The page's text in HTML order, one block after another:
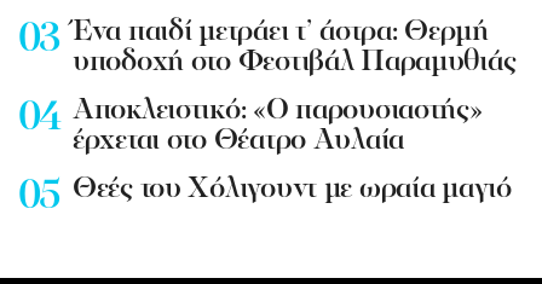
Ένα παιδί μετράει τ’ άστρα: Θερμή
υποδοχή στο Φεστιβάλ Παραμυθιάς
Aποκλειστικό: «Ο παρουσιαστής»
έρχεται στο Θέατρο Αυλαία
Θεές του Χόλιγουντ με ωραία μαγιό